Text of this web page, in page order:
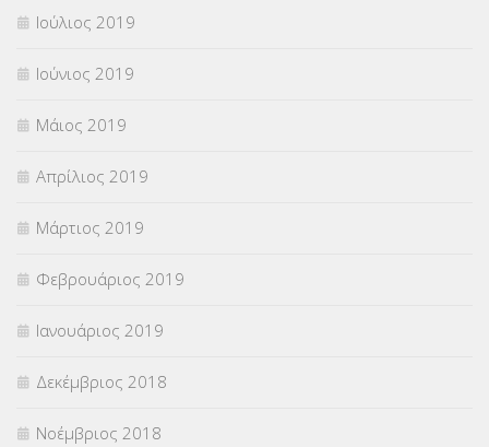
Ιούλιος 2019
Ιούνιος 2019
Μάιος 2019
Απρίλιος 2019
Μάρτιος 2019
Φεβρουάριος 2019
Ιανουάριος 2019
Δεκέμβριος 2018
Νοέμβριος 2018